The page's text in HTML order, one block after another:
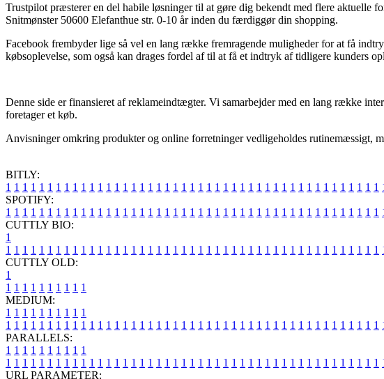
Trustpilot præsterer en del habile løsninger til at gøre dig bekendt med flere aktuelle
Snitmønster 50600 Elefanthue str. 0-10 år inden du færdiggør din shopping.
Facebook frembyder lige så vel en lang række fremragende muligheder for at få
købsoplevelse, som også kan drages fordel af til at få et indtryk af tidligere kunders
Denne side er finansieret af reklameindtægter. Vi samarbejder med en lang række
foretager et køb.
Anvisninger omkring produkter og online forretninger vedligeholdes rutinemæssigt,
BITLY:
1 1 1 1 1 1 1 1 1 1 1 1 1 1 1 1 1 1 1 1 1 1 1 1 1 1 1 1 1 1 1 1 1 1 1 1 1 1 1 1 1 1 1 1 1
SPOTIFY:
1 1 1 1 1 1 1 1 1 1 1 1 1 1 1 1 1 1 1 1 1 1 1 1 1 1 1 1 1 1 1 1 1 1 1 1 1 1 1 1 1 1 1 1 1
CUTTLY BIO:
1
1 1 1 1 1 1 1 1 1 1 1 1 1 1 1 1 1 1 1 1 1 1 1 1 1 1 1 1 1 1 1 1 1 1 1 1 1 1 1 1 1 1 1 1 1
CUTTLY OLD:
1
1 1 1 1 1 1 1 1 1 1
MEDIUM:
1 1 1 1 1 1 1 1 1 1
1 1 1 1 1 1 1 1 1 1 1 1 1 1 1 1 1 1 1 1 1 1 1 1 1 1 1 1 1 1 1 1 1 1 1 1 1 1 1 1 1 1 1 1 1
PARALLELS:
1 1 1 1 1 1 1 1 1 1
1 1 1 1 1 1 1 1 1 1 1 1 1 1 1 1 1 1 1 1 1 1 1 1 1 1 1 1 1 1 1 1 1 1 1 1 1 1 1 1 1 1 1 1 1
URL PARAMETER: